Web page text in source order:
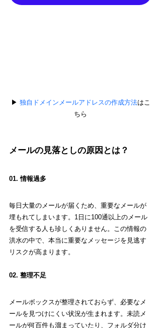
▶︎ 独自ドメイン メールアドレスの作成方法はこ
ちら
メールの見落としの原因とは？
01. 情報過多
毎日大量のメールが届くため、重要なメールが
埋もれてしまいます。1日に100通以上のメール
を受信する人も珍しくありません。この情報の
洪水の中で、本当に重要なメッセージを見逃す
リスクが高まります。
02. 整理不足
メールボックスが整理されておらず、必要なメ
ールを見つけにくい状況が生まれます。未読メ
ールが何百件も溜まっていたり、フォルダ分け